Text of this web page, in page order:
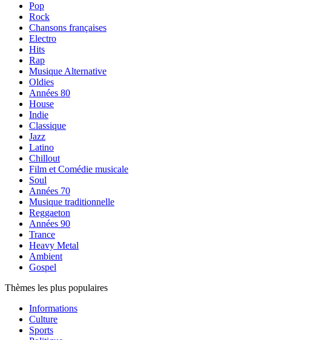
Pop
Rock
Chansons françaises
Electro
Hits
Rap
Musique Alternative
Oldies
Années 80
House
Indie
Classique
Jazz
Latino
Chillout
Film et Comédie musicale
Soul
Années 70
Musique traditionnelle
Reggaeton
Années 90
Trance
Heavy Metal
Ambient
Gospel
Thèmes les plus populaires
Informations
Culture
Sports